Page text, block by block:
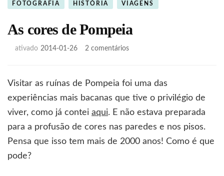
FOTOGRAFIA HISTÓRIA VIAGENS
As cores de Pompeia
ativado 2014-01-26 2 comentáriosem
de
Visitar as ruínas de Pompeia foi uma das
experiências mais bacanas que tive o privilégio de
viver, como já contei aqui. E não estava preparada
para a profusão de cores nas paredes e nos pisos.
Pensa que isso tem mais de 2000 anos! Como é que
pode?